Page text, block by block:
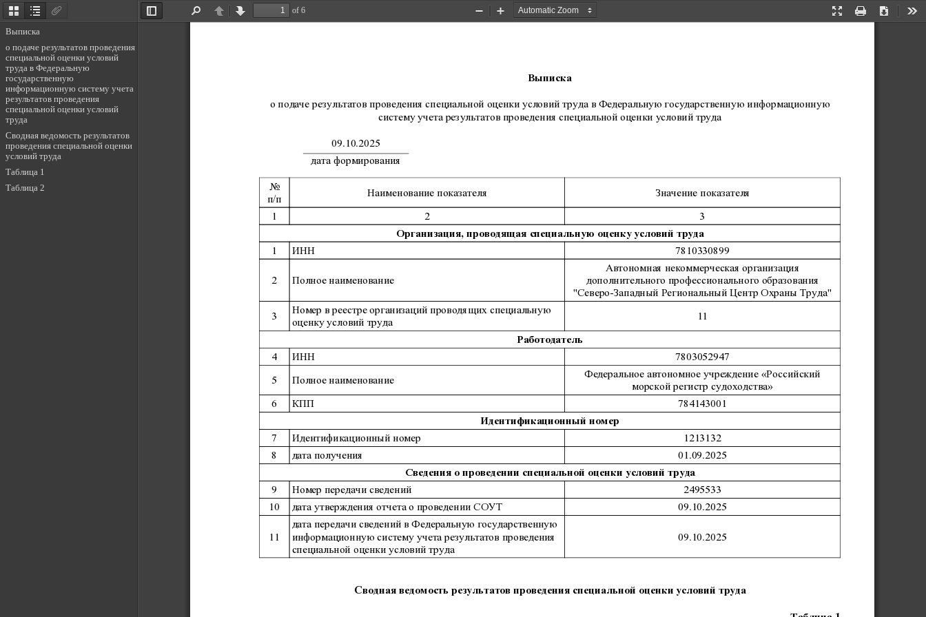
ThumbnailsDocument
Outline
Выписка
о подаче результатов проведения
специальной оценки условий
труда в Федеральную
государственную
информационную систему учета
результатов проведения
специальной оценки условий
труда
Cводная ведомость результатов
проведения специальной оценки
условий труда
Таблица 1
Таблица 2
Toggle
PreviousNext
of 6
Presentation
Print Download
Zoom
Zoom
Выписка
о подаче результатов проведения специальной оценки условий труда в Федеральную государственную информационную
систему учета результатов проведения специальной оценки условий труда
09.10.2025
дата формирования
No
п/п
Наименование показателя Значение показателя
1 2
3
Организация, проводящая специальную оценку условий труда
1
ИНН 7810330899
2 Полное наименование
Автономная некоммерческая организация
дополнительного профессионального образования
"Северо-Западный Региональный Центр Охраны Труда"
3
Номер в реестре организаций проводящих специальную
оценку условий труда
11
Работодатель
4
ИНН
7803052947
5
Полное наименование
Федеральное автономное учреждение «Российский
морской регистр судоходства»
6
КПП
784143001
Идентификационный номер
7
Идентификационный номер
1213132
8
дата получения
01.09.2025
Сведения о проведении специальной оценки условий труда
9
Номер передачи сведений
2495533
10
дата утверждения отчета о проведении СОУТ 09.10.2025
11
дата передачи сведений в Федеральную государственную
информационную систему учета результатов проведения
специальной оценки условий труда
09.10.2025
Cводная ведомость результатов проведения специальной оценки условий труда
Контакты
Главное управление
Подразделения в России
Заказать звонок
Информация
Международная деятельность
использует собственные файлы cookie только для технических целей, он не собирает и не передает личные данные пользователей без их ведома.